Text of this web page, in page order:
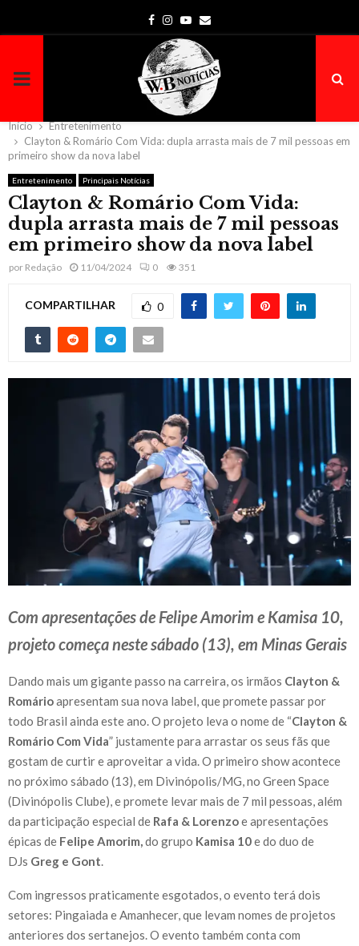
Facebook
Instagram
Youtube
Email
PRIMARY
MENU
Início
Entretenimento
Clayton & Romário Com Vida: dupla arrasta mais de 7 mil pessoas em
primeiro show da nova label
Entretenimento Principais Notícias
Clayton & Romário Com Vida:
dupla arrasta mais de 7 mil pessoas
em primeiro show da nova label
por Redação 11/04/2024 0 351
COMPARTILHAR 0
Com apresentações de Felipe Amorim e Kamisa 10,
projeto começa neste sábado (13), em Minas Gerais
Dando mais um gigante passo na carreira, os irmãos Clayton &
Romárioapresentam sua nova label, que promete passar por
todo Brasil ainda este ano. O projeto leva o nome de “Clayton &
Romário Com Vida” justamente para arrastar os seus fãs que
gostam de curtir e aproveitar a vida. O primeiro show acontece
no próximo sábado (13), em Divinópolis/MG, no Green Space
(Divinópolis Clube), e promete levar mais de 7 mil pessoas, além
da participação especial de Rafa & Lorenzoe apresentações
épicas de Felipe Amorim,do grupo Kamisa 10e do duo de
DJs Greg e Gont.
Com ingressos praticamente esgotados, o evento terá dois
setores: Pingaiada e Amanhecer, que levam nomes de projetos
anteriores dos sertanejos. O evento também conta com